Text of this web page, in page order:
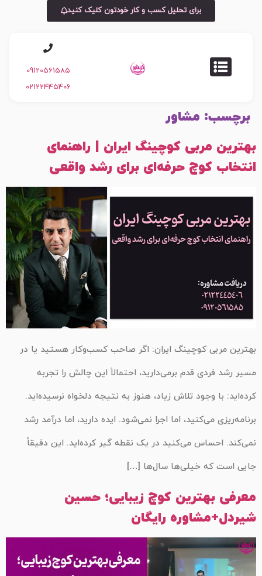
برای تحلیل کسب و کار خودتون کلیک کنید
09120561585
02122445406
برچسب: مشاور
بهترین مربی کوچینگ ایران | راهنمای
انتخاب کوچ حرفه‌ای برای رشد واقعی
بهترین مربی کوچینگ ایران: اگر صاحب کسب‌وکار هستید یا در
مسیر رشد فردی قدم برمی‌دارید، احتمالاً این چالش را تجربه
کرده‌اید: با وجود تلاش زیاد، هنوز به نتیجه دلخواه نرسیده‌اید.
برنامه‌ریزی می‌کنید، اما اجرا نمی‌شود. ایده دارید، اما درآمد رشد
نمی‌کند. احساس می‌کنید در یک نقطه گیر کرده‌اید. این دقیقاً
جایی است که خیلی‌ها سال‌ها […]
معرفی بهترین کوچ زیبایی؛ حسین
شیردل+مشاوره رایگان